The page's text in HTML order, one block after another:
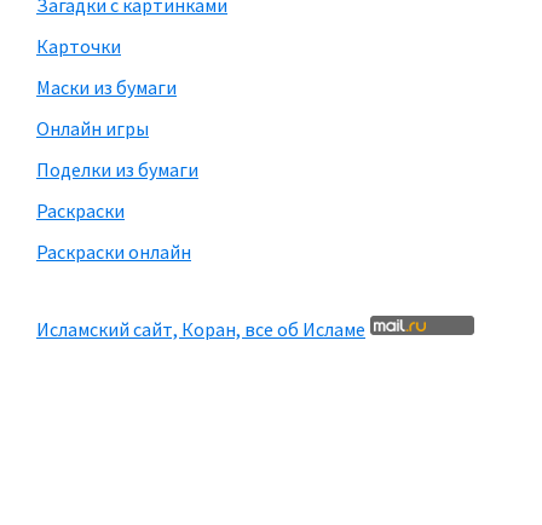
Загадки с картинками
Карточки
Маски из бумаги
Онлайн игры
Поделки из бумаги
Раскраски
Раскраски онлайн
Исламский сайт, Коран, все об Исламе